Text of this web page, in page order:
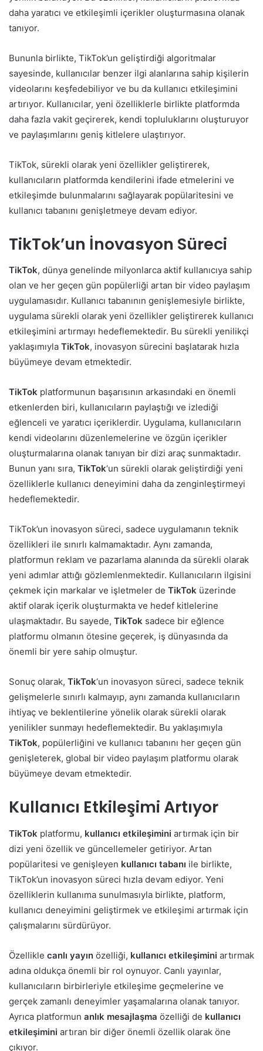
daha yaratıcı ve etkileşimli içerikler oluşturmasına olanak
tanıyor.
Bununla birlikte, TikTok’un geliştirdiği algoritmalar
sayesinde, kullanıcılar benzer ilgi alanlarına sahip kişilerin
videolarını keşfedebiliyor ve bu da kullanıcı etkileşimini
artırıyor. Kullanıcılar, yeni özelliklerle birlikte platformda
daha fazla vakit geçirerek, kendi topluluklarını oluşturuyor
ve paylaşımlarını geniş kitlelere ulaştırıyor.
TikTok, sürekli olarak yeni özellikler geliştirerek,
kullanıcıların platformda kendilerini ifade etmelerini ve
etkileşimde bulunmalarını sağlayarak popülaritesini ve
kullanıcı tabanını genişletmeye devam ediyor.
TikTok’un İnovasyon Süreci
TikTok, dünya genelinde milyonlarca aktif kullanıcıya sahip
olan ve her geçen gün popülerliği artan bir video paylaşım
uygulamasıdır. Kullanıcı tabanının genişlemesiyle birlikte,
uygulama sürekli olarak yeni özellikler geliştirerek kullanıcı
etkileşimini artırmayı hedeflemektedir. Bu sürekli yenilikçi
yaklaşımıyla TikTok, inovasyon sürecini başlatarak hızla
büyümeye devam etmektedir.
TikTok platformunun başarısının arkasındaki en önemli
etkenlerden biri, kullanıcıların paylaştığı ve izlediği
eğlenceli ve yaratıcı içeriklerdir. Uygulama, kullanıcıların
kendi videolarını düzenlemelerine ve özgün içerikler
oluşturmalarına olanak tanıyan bir dizi araç sunmaktadır.
Bunun yanı sıra, TikTok‘un sürekli olarak geliştirdiği yeni
özelliklerle kullanıcı deneyimini daha da zenginleştirmeyi
hedeflemektedir.
TikTok’un inovasyon süreci, sadece uygulamanın teknik
özellikleri ile sınırlı kalmamaktadır. Aynı zamanda,
platformun reklam ve pazarlama alanında da sürekli olarak
yeni adımlar attığı gözlemlenmektedir. Kullanıcıların ilgisini
çekmek için markalar ve işletmeler de TikTok üzerinde
aktif olarak içerik oluşturmakta ve hedef kitlelerine
ulaşmaktadır. Bu sayede, TikTok sadece bir eğlence
platformu olmanın ötesine geçerek, iş dünyasında da
önemli bir yere sahip olmuştur.
Sonuç olarak, TikTok‘un inovasyon süreci, sadece teknik
gelişmelerle sınırlı kalmayıp, aynı zamanda kullanıcıların
ihtiyaç ve beklentilerine yönelik olarak sürekli olarak
yenilikler sunmayı hedeflemektedir. Bu yaklaşımıyla
TikTok, popülerliğini ve kullanıcı tabanını her geçen gün
genişleterek, global bir video paylaşım platformu olarak
büyümeye devam etmektedir.
Kullanıcı Etkileşimi Artıyor
TikTok platformu, kullanıcı etkileşimini artırmak için bir
dizi yeni özellik ve güncellemeler getiriyor. Artan
popülaritesi ve genişleyen kullanıcı tabanı ile birlikte,
TikTok’un inovasyon süreci hızla devam ediyor. Yeni
özelliklerin kullanıma sunulmasıyla birlikte, platform,
kullanıcı deneyimini geliştirmek ve etkileşimi artırmak için
çalışmalarını sürdürüyor.
Özellikle canlı yayın özelliği, kullanıcı etkileşimini artırmak
adına oldukça önemli bir rol oynuyor. Canlı yayınlar,
kullanıcıların birbirleriyle etkileşime geçmelerine ve
gerçek zamanlı deneyimler yaşamalarına olanak tanıyor.
Ayrıca platformun anlık mesajlaşma özelliği de kullanıcı
etkileşimini artıran bir diğer önemli özellik olarak öne
çıkıyor.